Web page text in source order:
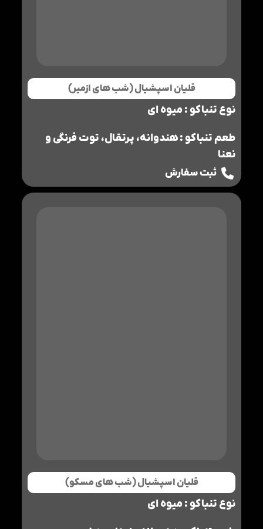
قلیان اسپشیال (شب های ازمیر)
نوع تنباکو : میوه ای
طعم تنباکو : هندوانه، پرتقال، توت فرنگی و
نعنا
ثبت سفارش
قلیان اسپشیال (شب های مسکو)
نوع تنباکو : میوه ای